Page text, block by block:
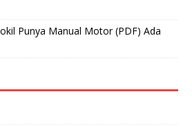
Punya Manual Motor (PDF) Ada